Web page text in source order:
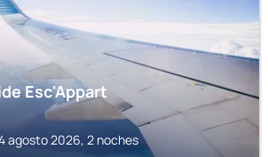
Esc'Appart
agosto 2026, 2 noches